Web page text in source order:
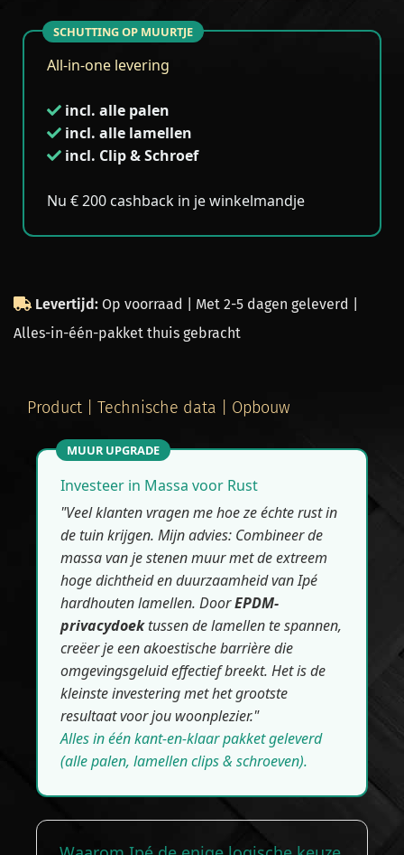
SCHUTTING OP MUURTJE
All-in-one levering
incl. alle palen
incl. alle lamellen
incl. Clip & Schroef
Nu € 200 cashback in je winkelmandje
Levertijd: Op voorraad | Met 2-5 dagen geleverd |
Alles-in-één-pakket thuis gebracht
Product | Technische data | Opbouw
MUUR UPGRADE
Investeer in Massa voor Rust
"Veel klanten vragen me hoe ze échte rust in
de tuin krijgen. Mijn advies: Combineer de
massa van je stenen muur met de extreem
hoge dichtheid en duurzaamheid van Ipé
hardhouten lamellen. DoorEPDM-
privacydoektussen de lamellen te spannen,
creëer je een akoestische barrière die
omgevingsgeluid effectief breekt. Het is de
kleinste investering met het grootste
resultaat voor jou woonplezier."
Alles in één kant-en-klaar pakket geleverd
(alle palen, lamellen clips & schroeven).